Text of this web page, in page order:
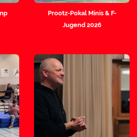
Prootz-Pokal Minis & F-
Jugend 2026